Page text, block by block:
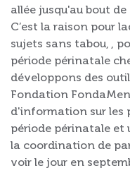
allée jusqu'au bout
C’est la raison pour
sujets sans tabou, ,
période périnatale
développons des
Fondation
d'information sur les
période périnatale et
la coordination de
voir le jour en